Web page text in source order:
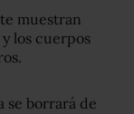
muestran
los cuerpos
se borrará de